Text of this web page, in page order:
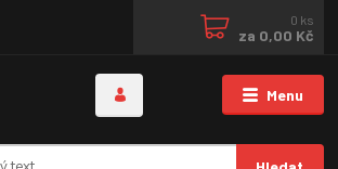
Menu
0 ks
za 0,00 Kč